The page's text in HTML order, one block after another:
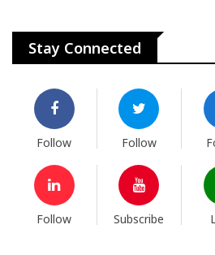
Stay Connected
Follow Follow
Follow Subscribe